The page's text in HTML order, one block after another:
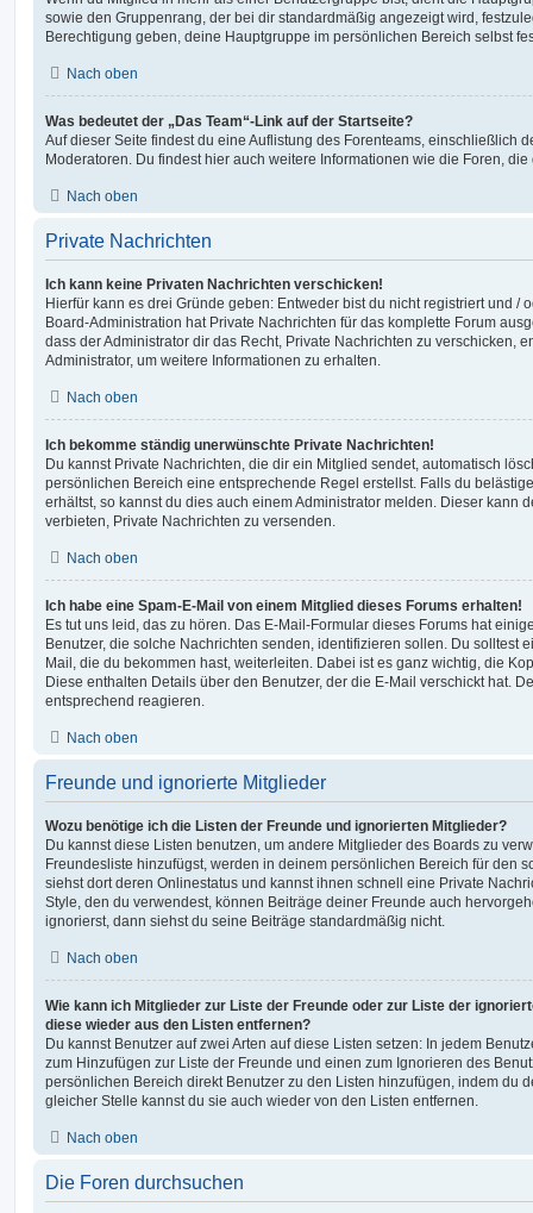
sowie den Gruppenrang, der bei dir standardmäßig angezeigt wird,
Berechtigung geben, deine Hauptgruppe im persönlichen Bereich selbst
Nach oben
Was bedeutet der „Das Team“-Link auf der Startseite?
Auf dieser Seite findest du eine Auflistung des Forenteams, einschließlich
Moderatoren. Du findest hier auch weitere Informationen wie die Foren,
Nach oben
Private Nachrichten
Ich kann keine Privaten Nachrichten verschicken!
Hierfür kann es drei Gründe geben: Entweder bist du nicht registriert und /
Board-Administration hat Private Nachrichten für das komplette Forum
dass der Administrator dir das Recht, Private Nachrichten zu verschicken,
Administrator, um weitere Informationen zu erhalten.
Nach oben
Ich bekomme ständig unerwünschte Private Nachrichten!
Du kannst Private Nachrichten, die dir ein Mitglied sendet, automatisch
persönlichen Bereich eine entsprechende Regel erstellst. Falls du
erhältst, so kannst du dies auch einem Administrator melden. Dieser kann
verbieten, Private Nachrichten zu versenden.
Nach oben
Ich habe eine Spam-E-Mail von einem Mitglied dieses Forums erhalten!
Es tut uns leid, das zu hören. Das E-Mail-Formular dieses Forums hat
Benutzer, die solche Nachrichten senden, identifizieren sollen. Du solltest
Mail, die du bekommen hast, weiterleiten. Dabei ist es ganz wichtig, die
Diese enthalten Details über den Benutzer, der die E-Mail verschickt hat.
entsprechend reagieren.
Nach oben
Freunde und ignorierte Mitglieder
Wozu benötige ich die Listen der Freunde und ignorierten Mitglieder?
Du kannst diese Listen benutzen, um andere Mitglieder des Boards zu
Freundesliste hinzufügst, werden in deinem persönlichen Bereich für den
siehst dort deren Onlinestatus und kannst ihnen schnell eine Private
Style, den du verwendest, können Beiträge deiner Freunde auch
ignorierst, dann siehst du seine Beiträge standardmäßig nicht.
Nach oben
Wie kann ich Mitglieder zur Liste der Freunde oder zur Liste der
diese wieder aus den Listen entfernen?
Du kannst Benutzer auf zwei Arten auf diese Listen setzen: In jedem
zum Hinzufügen zur Liste der Freunde und einen zum Ignorieren des
persönlichen Bereich direkt Benutzer zu den Listen hinzufügen, indem du
gleicher Stelle kannst du sie auch wieder von den Listen entfernen.
Nach oben
Die Foren durchsuchen